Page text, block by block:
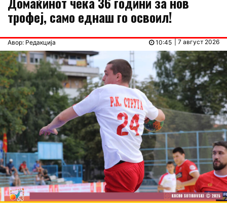
трофеј, само еднаш го освоил!
Авор: Редакција | 7 август 2026
10:45